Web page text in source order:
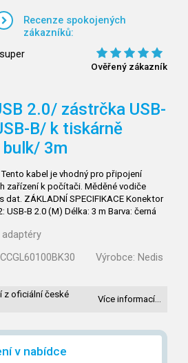
Recenze spokojených
zákazníků:
Ověřený zákazník
2.0/ zástrčka USB-
B/ k tiskárně
3m
Tento kabel je vhodný pro připojení
zařízení k počítači. Měděné vodiče
dat. ZÁKLADNÍ SPECIFIKACE Konektor
USB-B 2.0 (M) Délka: 3 m Barva: černá
adaptéry
CCGL60100BK30 Výrobce: Nedis
z oficiální české
Více informací…
v nabídce